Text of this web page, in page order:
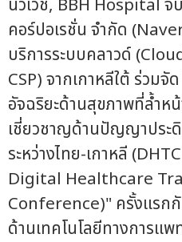
นวเวช, BBH Hospital จั
คอร์ปอเรชั่น จำกัด
บริการระบบคลาวด์
CSP) จากเกาหลีใต้ ร่วมจั
อัจฉริยะด้านสุขภาพที่ล้ำห
เชี่ยวชาญด้านปัญญาประ
ระหว่างไทย-เกาหลี
Digital Healthcare
Conference)" ครั้งแรก
ด้านเทคโนโลยีทางการแพ